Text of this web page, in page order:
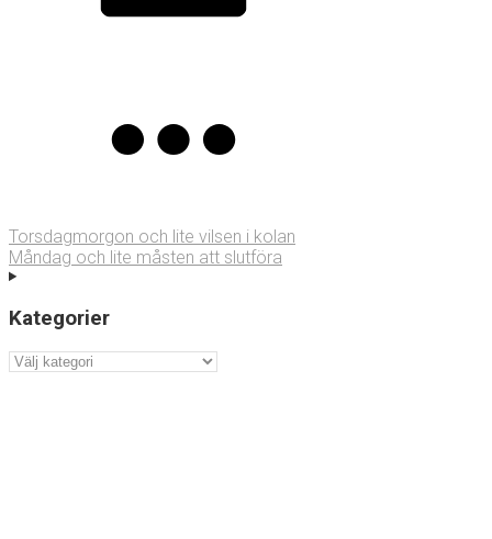
Torsdagmorgon och lite vilsen i kolan
Måndag och lite måsten att slutföra
Kategorier
Kategorier